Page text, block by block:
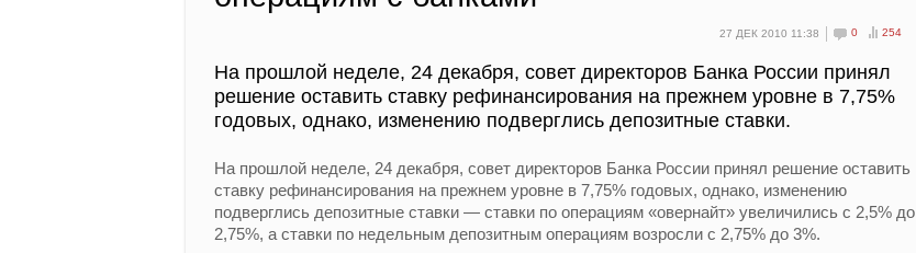
27 ДЕК 2010 11:38 0 254
На прошлой неделе, 24 декабря, совет директоров Банка России принял
решение оставить ставку рефинансирования на прежнем уровне в 7,75%
годовых, однако, изменению подверглись депозитные ставки.
На прошлой неделе, 24 декабря, совет директоров Банка России принял решение оставить
ставку рефинансирования на прежнем уровне в 7,75% годовых, однако, изменению
подверглись депозитные ставки — ставки по операциям «овернайт» увеличились с 2,5% до
2,75%, а ставки по недельным депозитным операциям возросли с 2,75% до 3%.